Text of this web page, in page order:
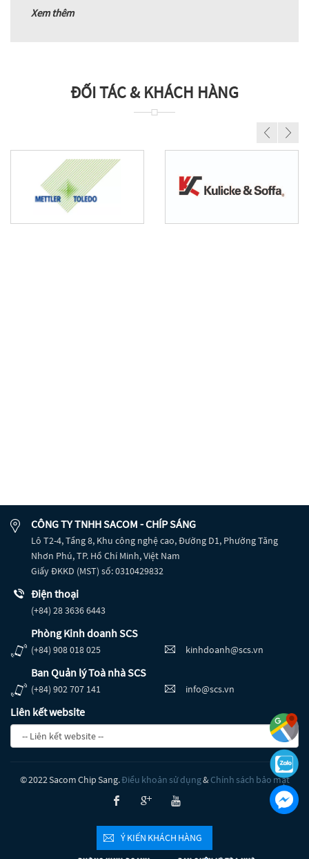
Xem thêm
ĐỐI TÁC & KHÁCH HÀNG
CÔNG TY TNHH SACOM - CHÍP SÁNG
Lô T2-4, Tầng 8, Khu công nghệ cao, Đường D1, Phường Tăng
Nhơn Phú, TP. Hồ Chí Minh, Việt Nam
Giấy ĐKKD (MST) số: 0310429832
Điện thoại
(+84) 28 3636 6443
Phòng Kinh doanh SCS
(+84) 908 018 025 kinhdoanh@scs.vn
Ban Quản lý Toà nhà SCS
(+84) 902 707 141 info@scs.vn
Liên kết website
© 2022 Sacom Chip Sang.Điều khoản sử dụng& Chính sách bảo mật
b c r
Ý KIẾN KHÁCH HÀNG